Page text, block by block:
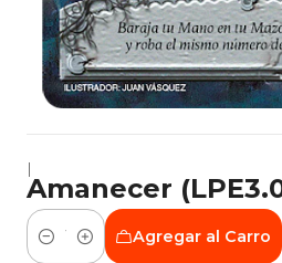
|
Amanecer
Cantidad
Agregar al Carro